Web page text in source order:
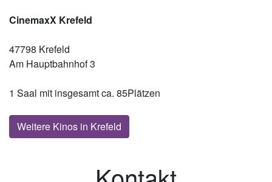
CinemaxX Krefeld
47798 Krefeld
Am Hauptbahnhof 3
1 Saal mit insgesamt ca. 85Plätzen
Weitere Kinos in Krefeld